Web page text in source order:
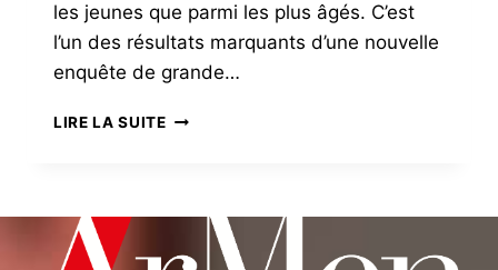
les jeunes que parmi les plus âgés. C’est
l’un des résultats marquants d’une nouvelle
enquête de grande…
LIRE LA SUITELANGUES
SURPRISES
DU